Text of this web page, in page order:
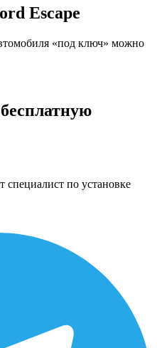
Escape
«под ключ» можно
специалист по установке